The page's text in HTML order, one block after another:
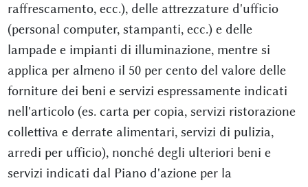
raffrescamento, ecc.), delle attrezzature d'ufficio
(personal computer, stampanti, ecc.) e delle
lampade e impianti di illuminazione, mentre si
applica per almeno il 50 per cento del valore delle
forniture dei beni e servizi espressamente indicati
nell'articolo (es. carta per copia, servizi ristorazione
collettiva e derrate alimentari, servizi di pulizia,
arredi per ufficio), nonché degli ulteriori beni e
servizi indicati dal Piano d'azione per la